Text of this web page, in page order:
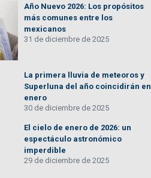
Año Nuevo 2026: Los propósitos
más comunes entre los
mexicanos
31 de diciembre de 2025
La primera lluvia de meteoros y
Superluna del año coincidirán en
enero
30 de diciembre de 2025
El cielo de enero de 2026: un
espectáculo astronómico
imperdible
29 de diciembre de 2025